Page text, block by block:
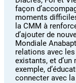
façon
moments
la CMM à
d’ajouter de
Mondiale
relations avec
existants, et
exemple,
connecter avec